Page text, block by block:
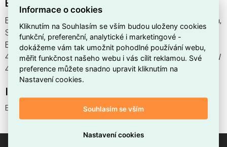
EGO WIDE 07W 4000K DALI BK
EGO WIDE 07W 4000K DALI BK najdete v kategoriích Svítidla,
Svítidla, světelné zdroje a LED osvětlení, výrobce Ideal Lux,
EAN 8021696322025, kód dodavatele . EGO WIDE 07W
4000K DALI BK nabízíme od 1 ks. Kód EMAS EGO WIDE 07W
4000K DALI BK je ELSVOS1786212.
Interní název produktu
EGO WIDE 07W 4000K DALI BK
Informace o cookies
Kliknutím na Souhlasím se vším budou uloženy cookies
funkční, preferenční, analytické i marketingové -
dokážeme vám tak umožnit pohodlné používání webu,
měřit funkčnost našeho webu i vás cílit reklamou. Své
preference můžete snadno upravit kliknutím na
Nastavení cookies.
Souhlasím se vším
Nastavení cookies